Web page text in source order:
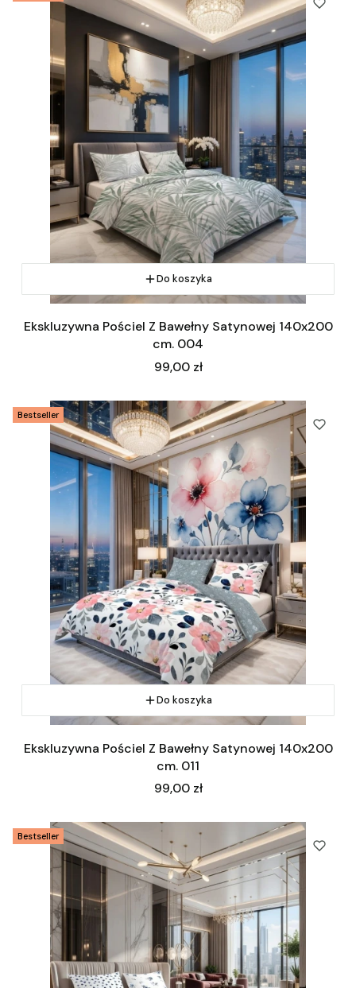
Do koszyka
Ekskluzywna Pościel Z Bawełny Satynowej 140x200
cm. 004
Cena
99,00 zł
Bestseller
Do koszyka
Ekskluzywna Pościel Z Bawełny Satynowej 140x200
cm. 011
Cena
99,00 zł
Bestseller